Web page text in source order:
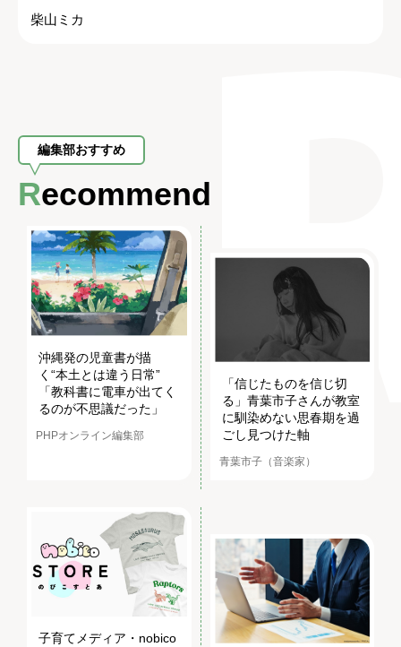
柴山ミカ
編集部おすすめ
Recommend
沖縄発の児童書が描
く“本土とは違う日常”
「教科書に電車が出てく
るのが不思議だった」
PHPオンライン編集部
「信じたものを信じ切
る」青葉市子さんが教室
に馴染めない思春期を過
ごし見つけた軸
青葉市子（音楽家）
子育てメディア・nobico